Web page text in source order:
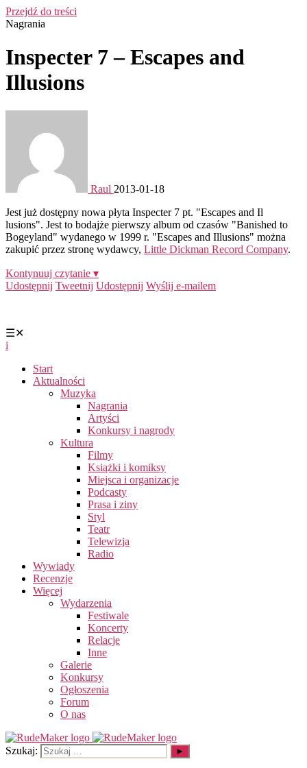
Przejdź do treści
Nagrania
Inspecter 7 – Escapes and
Illusions
Raul 2013-01-18
Jest już dostępny nowa płyta Inspecter 7 pt. "Escapes and Il
lusions". Jest to bodajże pierwszy album od czasów "Banished to
Bogeyland" wydanego w 1999 r. "Escapes and Illusions" można
zakupić przez stronę wydawcy, Little Dickman Record Company.
Kontynuuj czytanie ▾
Udostępnij Tweetnij Udostępnij Wyślij e-mailem
☰✕
i
Start
Aktualności
Muzyka
Nagrania
Artyści
Konkursy i nagrody
Kultura
Filmy
Książki i komiksy
Miejsca i organizacje
Podcasty
Prasa i ziny
Styl
Teatr
Telewizja
Radio
Wywiady
Recenzje
Więcej
Wydarzenia
Festiwale
Koncerty
Relacje
Inne
Galerie
Konkursy
Ogłoszenia
Forum
O nas
Szukaj: